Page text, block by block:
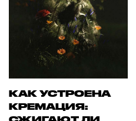
КАК УСТРОЕНА
КРЕМАЦИЯ: